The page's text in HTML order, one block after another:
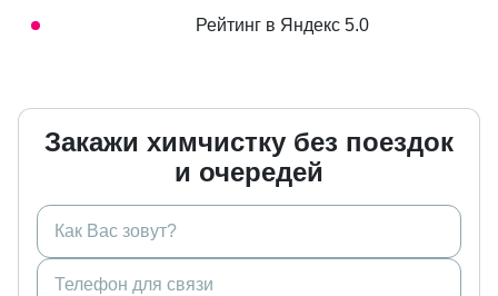
Рейтинг в Яндекс 5.0
Закажи химчистку без поездок
и очередей